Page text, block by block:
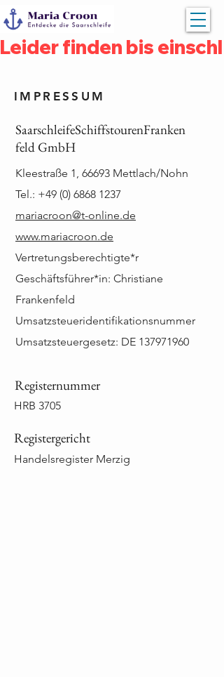
Leider finden bis
IMPRESSUM
SaarschleifeSchiffstourenFranken
feld GmbH
Kleestraße 1, 66693 Mettlach/Nohn
Tel.: +49 (0) 6868 1237
mariacroon@t-online.de
www.mariacroon.de
Vertretungsberechtigte*r
Geschäftsführer*in: Christiane
Frankenfeld
Umsatzsteueridentifikationsnummer
Umsatzsteuergesetz: DE 137971960
Registernummer
HRB 3705
Registergericht
Handelsregister Merzig